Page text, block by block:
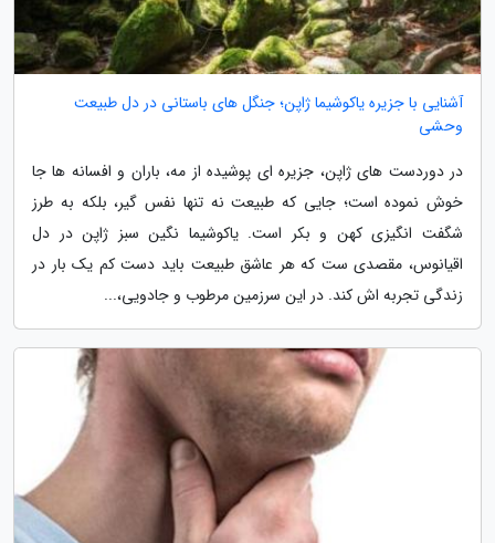
آشنایی با جزیره یاکوشیما ژاپن؛ جنگل های باستانی در دل طبیعت
وحشی
در دوردست های ژاپن، جزیره ای پوشیده از مه، باران و افسانه ها جا
خوش نموده است؛ جایی که طبیعت نه تنها نفس گیر، بلکه به طرز
شگفت انگیزی کهن و بکر است. یاکوشیما نگین سبز ژاپن در دل
اقیانوس، مقصدی ست که هر عاشق طبیعت باید دست کم یک بار در
زندگی تجربه اش کند. در این سرزمین مرطوب و جادویی،...